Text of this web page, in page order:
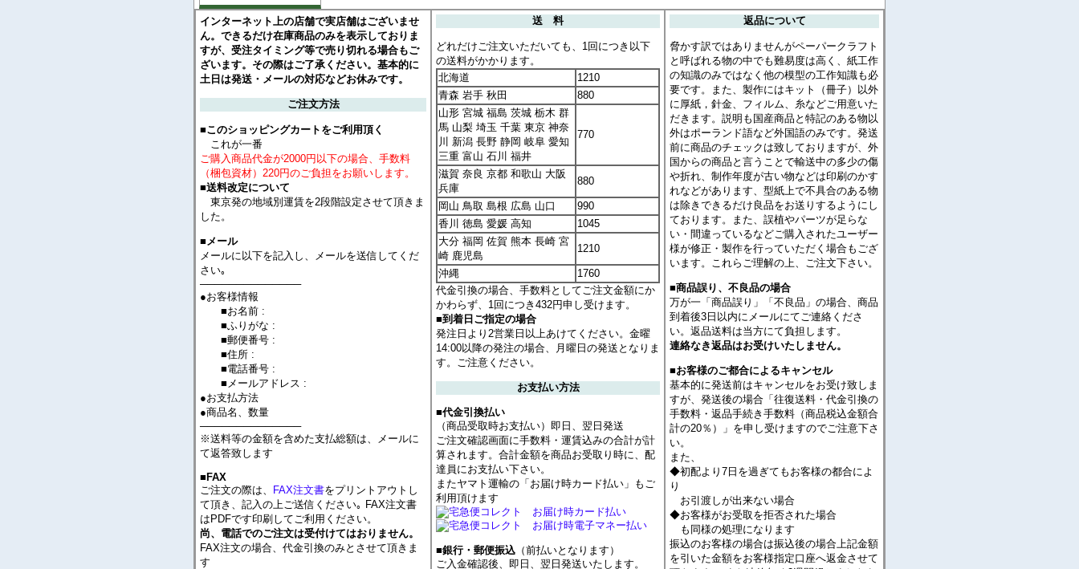
インターネット上の店舗で実店舗はございませ
ん。できるだけ在庫商品のみを表示しておりま
すが、受注タイミング等で売り切れる場合もご
ざいます。その際はご了承ください。基本的に
土日は発送・メールの対応などお休みです。
ご注文方法
■このショッピングカートをご利用頂く
これが一番
ご購入商品代金が2000円以下の場合、手数料
（梱包資材）220円のご負担をお願いします。
■送料改定について
東京発の地域別運賃を2段階設定させて頂きま
した。
■メール
メールに以下を記入し、メールを送信してくだ
さい｡
──────────────
●お客様情報
■お名前 :
■ふりがな :
■郵便番号 :
■住所 :
■電話番号 :
■メールアドレス :
●お支払方法
●商品名、数量
──────────────
※送料等の金額を含めた支払総額は、メールに
て返答致します
■FAX
ご注文の際は、 FAX注文書をプリントアウトし
て頂き、記入の上ご送信ください｡ FAX注文書
はPDFです印刷してご利用ください。
尚、電話でのご注文は受付けてはおりません。
FAX注文の場合、代金引換のみとさせて頂きま
す
送 料
どれだけご注文いただいても、1回につき以下
の送料がかかります。
北海道
1210
青森 岩手 秋田
880
山形 宮城 福島 茨城 栃木 群
馬 山梨 埼玉 千葉 東京 神奈
川 新潟 長野 静岡 岐阜 愛知
三重 富山 石川 福井
770
滋賀 奈良 京都 和歌山 大阪
兵庫
880
岡山 鳥取 島根 広島 山口
990
香川 徳島 愛媛 高知
1045
大分 福岡 佐賀 熊本 長崎 宮
崎 鹿児島
1210
沖縄
1760
代金引換の場合、手数料としてご注文金額にか
かわらず、1回につき432円申し受けます。
■到着日ご指定の場合
発注日より2営業日以上あけてください。金曜
14:00以降の発注の場合、月曜日の発送となりま
す。ご注意ください。
お支払い方法
■代金引換払い
（商品受取時お支払い）即日、翌日発送
ご注文確認画面に手数料・運賃込みの合計が計
算されます。合計金額を商品お受取り時に、配
達員にお支払い下さい。
またヤマト運輸の「お届け時カード払い」もご
利用頂けます
■銀行・郵便振込 （前払いとなります）
ご入金確認後、即日、翌日発送いたします。
返品について
脅かす訳ではありませんがペーパークラフト
と呼ばれる物の中でも難易度は高く、紙工作
の知識のみではなく他の模型の工作知識も必
要です。また、製作にはキット（冊子）以外
に厚紙，針金、フィルム、糸などご用意いた
だきます。説明も国産商品と特記のある物以
外はポーランド語など外国語のみです。発送
前に商品のチェックは致しておりますが、外
国からの商品と言うことで輸送中の多少の傷
や折れ、制作年度が古い物などは印刷のかす
れなどがあります、型紙上で不具合のある物
は除きできるだけ良品をお送りするようにし
ております。また、誤植やパーツが足らな
い・間違っているなどご購入されたユーザー
様が修正・製作を行っていただく場合もござ
います。これらご理解の上、ご注文下さい。
■商品誤り、不良品の場合
万が一「商品誤り」「不良品」の場合、商品
到着後3日以内にメールにてご連絡くださ
い。返品送料は当方にて負担します。
連絡なき返品はお受けいたしません。
■お客様のご都合によるキャンセル
基本的に発送前はキャンセルをお受け致しま
すが、発送後の場合「往復送料・代金引換の
手数料・返品手続き手数料（商品税込金額合
計の20％）」を申し受けますのでご注意下さ
い。
また、
◆初配より7日を過ぎてもお客様の都合によ
り
お引渡しが出来ない場合
◆お客様がお受取を拒否された場合
も同様の処理になります
振込のお客様の場合は振込後の場合上記金額
を引いた金額をお客様指定口座へ返金させて